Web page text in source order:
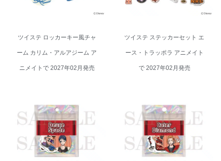
ツイステ ロッカーキー風チャ
ーム カリム・アルアジーム ア
ニメイトで 2027年02月発売
ツイステ ステッカーセット エ
ース・トラッポラ アニメイト
で 2027年02月発売
ツイステ ステッカーセット デュ
ース・スペード アニメイトで
2027年02月発売
ツイステ ステッカーセット ケイ
ト・ダイヤモンド アニメイトで
2027年02月発売